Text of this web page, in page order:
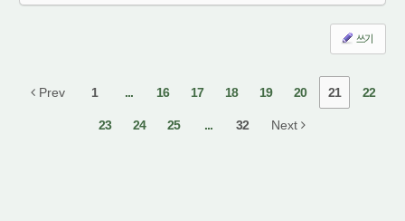
쓰기
Prev 1 ... 16 17 18 19 20 21 22
23 24 25 ... 32 Next